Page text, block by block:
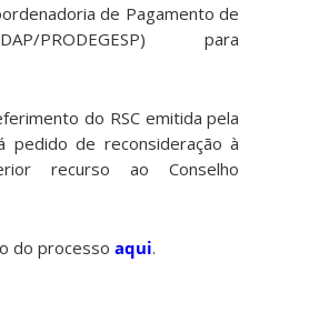
de Pagamento de
PRODEGESP) para
do RSC emitida pela
pedido de reconsideração à
recurso ao Conselho
do processoaqui.